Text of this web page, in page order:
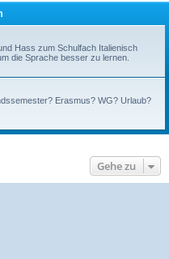
Hass zum Schulfach Italienisch
die Sprache besser zu lernen.
Erasmus? WG? Urlaub?
Gehe zu